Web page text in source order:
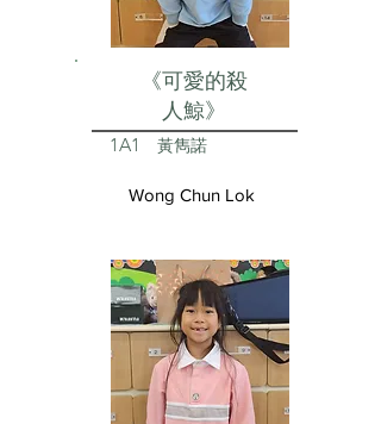
《可愛的殺
人鯨》
1A1 黃雋諾
Wong Chun Lok